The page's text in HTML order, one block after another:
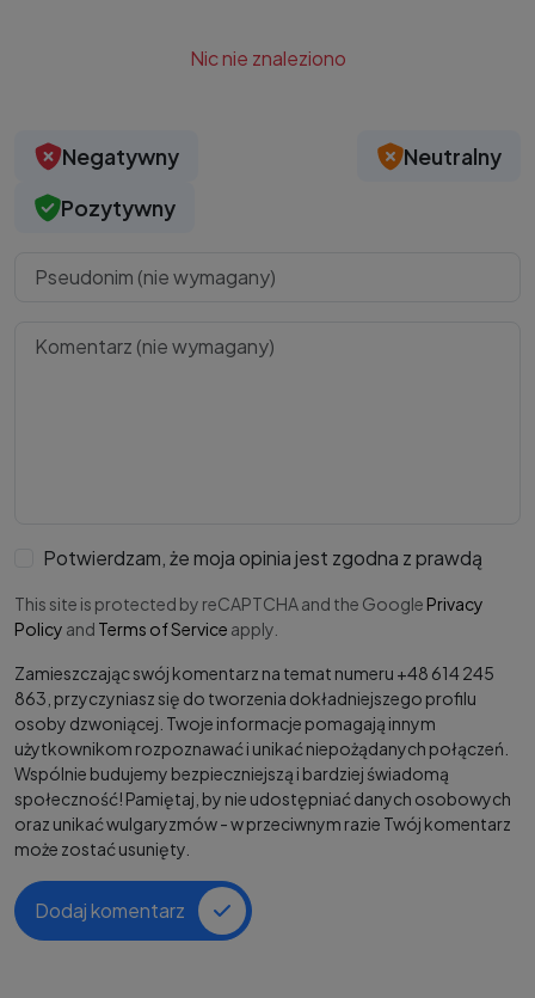
Nic nie znaleziono
Negatywny
Neutralny
Pozytywny
Potwierdzam, że moja opinia jest zgodna z prawdą
This site is protected by reCAPTCHA and the Google Privacy
Policy and Terms of Service apply.
Zamieszczając swój komentarz na temat numeru +48 614 245
863, przyczyniasz się do tworzenia dokładniejszego profilu
osoby dzwoniącej. Twoje informacje pomagają innym
użytkownikom rozpoznawać i unikać niepożądanych połączeń.
Wspólnie budujemy bezpieczniejszą i bardziej świadomą
społeczność! Pamiętaj, by nie udostępniać danych osobowych
oraz unikać wulgaryzmów - w przeciwnym razie Twój komentarz
może zostać usunięty.
Dodaj komentarz